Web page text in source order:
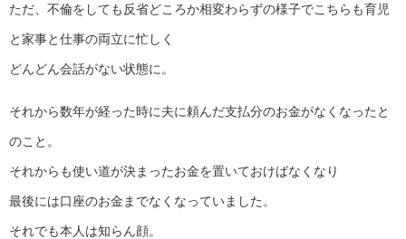
ただ、不倫をしても反省どころか相変わらずの様子でこちらも育児
と家事と仕事の両立に忙しく
どんどん会話がない状態に。
それから数年が経った時に夫に頼んだ支払分のお金がなくなったと
のこと。
それからも使い道が決まったお金を置いておけばなくなり
最後には口座のお金までなくなっていました。
それでも本人は知らん顔。